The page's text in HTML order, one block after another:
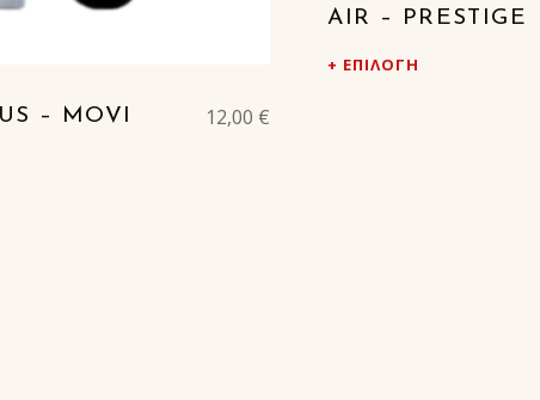
– MOVI 12,00 €
AIR – PRESTIGE
ΕΠΙΛΟΓΉ